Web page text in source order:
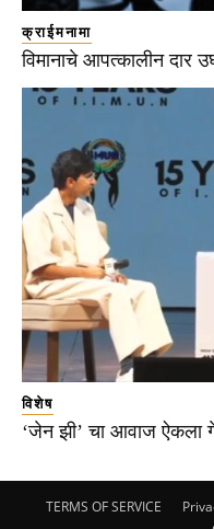
क्राईमनामा
विमानाचे आपत्कालीन दार
विशेष
‘जेन झी’ चा आवाज ऐकला
TERMS OF SERVICE